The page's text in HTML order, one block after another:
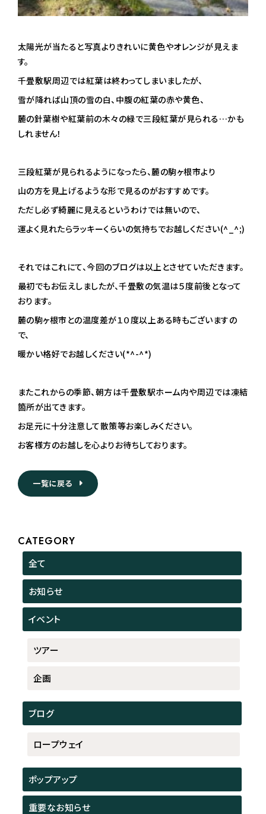
太陽光が当たると写真よりきれいに黄色やオレンジが見えま
す。
千畳敷駅周辺では紅葉は終わってしまいましたが、
雪が降れば山頂の雪の白、中腹の紅葉の赤や黄色、
麓の針葉樹や紅葉前の木々の緑で三段紅葉が見られる…かも
しれません！
三段紅葉が見られるようになったら、麓の駒ヶ根市より
山の方を見上げるような形で見るのがおすすめです。
ただし必ず綺麗に見えるというわけでは無いので、
運よく見れたらラッキーくらいの気持ちでお越しください(^_^;)
それではこれにて、今回のブログは以上とさせていただきます。
最初でもお伝えしましたが、千畳敷の気温は５度前後となって
おります。
麓の駒ヶ根市との温度差が１０度以上ある時もございますの
で、
暖かい格好でお越しください(*^-^*)
またこれからの季節、朝方は千畳敷駅ホーム内や周辺では凍結
箇所が出てきます。
お足元に十分注意して散策等お楽しみください。
お客様方のお越しを心よりお待ちしております。
一覧に戻る
CATEGORY
全て
お知らせ
イベント
ツアー
企画
ブログ
ロープウェイ
ポップアップ
重要なお知らせ